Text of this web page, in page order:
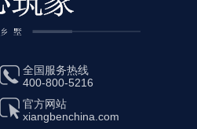
全国服务热线
400-800-5216
官方网站
xiangbenchina.com